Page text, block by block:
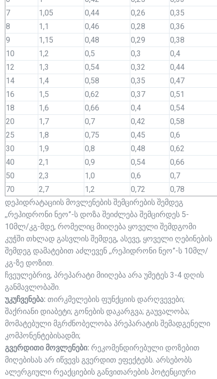
7
1,05 0,44 0,26
0,35
8
1,1 0,46 0,28
0,36
9
1,15 0,48 0,29
0,38
10
1,2 0,5 0,3
0,4
12
1,3 0,54 0,32
0,44
14
1,4 0,58 0,35
0,47
16
1,5 0,62 0,37
0,51
18
1,6 0,66 0,4
0,54
20
1,7 0,7 0,42
0,58
25
1,8 0,75 0,45
0,6
30
1,9 0,8 0,48
0,62
40
2,1 0,9 0,54
0,66
50
2,3 1,0 0,6
0,7
70
2,7 1,2 0,72
0,78
დეჰიდრატაციის მოვლენების შემცირების შემდეგ
,,რეჰიდრონი ნეო”-ს დოზა შეიძლება შემცირდეს 5-
10მლ/კგ-მდე, რომელიც მიიღება ყოველი შემდგომი
კუჭში თხლად გასვლის შემდეგ, ასევე, ყოველი ღებინების
შემდეგ დამატებით აძლევენ ,,რეჰიდრონი ნეო”-ს 10მლ/
კგ-ზე დოზით.
ჩვეულებრივ, პრეპარატი მიიღება არა უმეტეს 3-4 დღის
განმავლობაში.
უკუჩვენება: თირკმელების ფუნქციის დარღვევები;
შაქრიანი დიაბეტი; გონების დაკარგვა; გაუვალობა;
მომატებული მგრძნობელობა პრეპარატის შემადგენელი
კომპონენტებისადმი;
გვერდითი მოვლენები: რეკომენდირებული დოზებით
მიღებისას არ იწვევს გვერდით ეფექტებს. არსებობს
ალერგიული რეაქციების განვითარების პოტენციური